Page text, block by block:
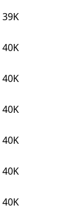
39K
40K
40K
40K
40K
40K
40K